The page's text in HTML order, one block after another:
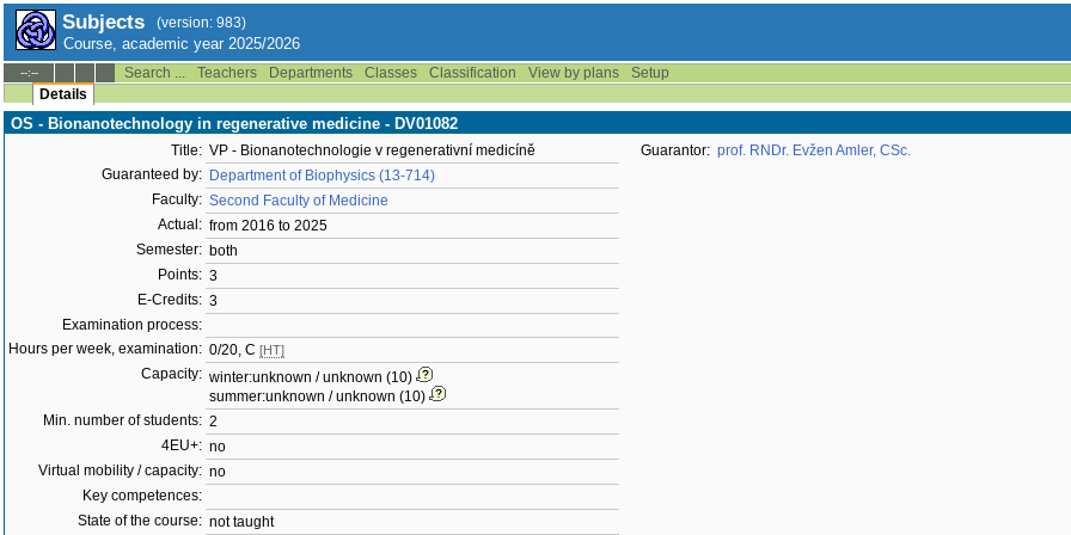
Subjects (version: 983)
Course, academic year 2025/2026
--:-- Search ... Teachers Departments Classes Classification View by plans
Setup
Details
OS - Bionanotechnology in regenerative medicine - DV01082
Title: VP - Bionanotechnologie v regenerativní medicíně
Guaranteed by: Department of Biophysics (13-714)
Faculty: Second Faculty of Medicine
Actual: from 2016 to 2025
Semester: both
Points: 3
E-Credits: 3
Examination process:
Hours per week, examination: 0/20, C [HT]
Capacity: winter:unknown / unknown (10)
summer:unknown / unknown (10)
Min. number of students: 2
4EU+: no
Virtual mobility / capacity: no
Key competences:
State of the course: not taught
Guarantor: prof. RNDr. Evžen Amler, CSc.